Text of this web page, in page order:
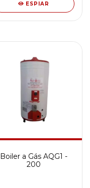
ESPIAR
Boiler a Gás AQG1 -
200